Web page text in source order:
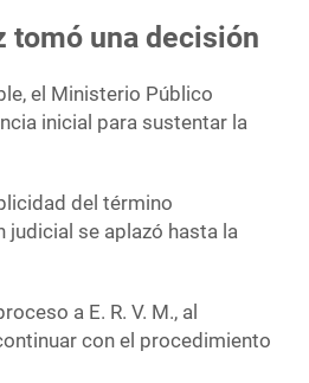
tomó una decisión
el Ministerio Público
inicial para sustentar la
del término
se aplazó hasta la
a E. R. V. M., al
con el procedimiento